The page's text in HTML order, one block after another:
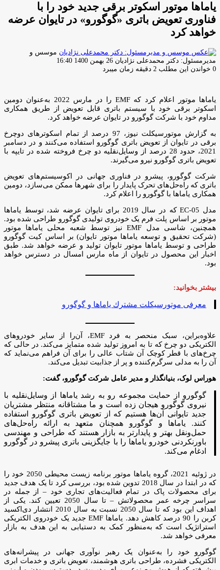
یاماها موتور اسکوتر برقی جدید خود را با
فناوری تعویض باتری «گوگورو» در تایوان عرضه
خواهد کرد
موسس و
مدیرمسئول: دکتر محمدعلی نژادیان ارسال
ایمیل
26 بهمن 1400 16:40
0 خواندن این مطلب 2 دقیقه زمان میبرد
یاماها موتور اعلام کرد که EMF را در مارس 2022 به‌عنوان دومین
اسکوتر برقی خود با سیستم باتری قابل تعویض از طریق همکاری
مداوم خود با شرکت گوگورو در تایوان عرضه خواهد کرد.
به گزارش موتورسیکلت نیوز، 97 درصد از تمام اسکوترهای دوچرخ
برقی در تایوان از تعویض باتری گوگورو استفاده می‌کنند و در دسامبر
2021، حدود 28 درصد از وسایل‌نقلیه دو چرخ فروخته شده در تایپه با
تعویض باتری گوگورو نیرو می‌گیرند.
شرکت گوگورو، پیشرو در فناوری جهانی در اکوسیستم‌های تعویض
باتری که راه‌حل‌های تحرک پایدار را برای شهرها ممکن می‌سازد، دومین
همکاری یاماها با گوگورو را اعلام کرد.
مدل EC-05 که در سال 2019 برای تایوان عرضه شد، توسط یاماها
موتور بر اساس پلت فرم یک خودروی تولیدی گوگورو طراحی شده بود.
همچنین، شاسی مدل EMF نیز توسط شعبه محلی یاماها موتور
(شرکت تحقیق و توسعه یاماها موتور تایوان) بر اساس کیت گوگورو
طراحی و توسط یاماها موتور تایوان تولید و عرضه خواهد شد. طبق
اخبار این محصول در تایوان از ماه مارس امسال در دسترس خواهد
بود.
بیشتر بخوانید:
معرفى موتورسيكلت مشترك ياماها و گوگورو
علاوه‌براین، سبک منحصر به فرد EMF، آن‌را از سایر خودروهای
الکتریکی دو چرخ که تا به امروز تولید شده متمایز می‌کند. در حالی که
چرخ‌های با قطر کوچک آن شتاب عالی را برای آن فراهم می‌نماید که
آن را به مدلی سرگرم‌کننده و پر از جذابیت تبدیل می‌کند.
هوراس لوک، بنیانگذار و مدیر عامل شرکت گوگورو، گفت:
گوگورو از حمایت مجموعه رو به رشد یاماها از وسایل‌نقلیه با
نیروی گوگورو هیجان زده است و ما مشتاقانه منتظر مشتریان
جدید تایوانی آن‌ها هستیم که از تعویض باتری گوگورو استفاده
کنند. یاماها و گوگورو همچنان متعهد به ارائه راه‌حل‌های
حمل‌ونقل بهتر و پایدارتر به بازار هستند که طراحی و مهندسی
باورنکردنی خودرو یاماها را با جایگزینی باتری پیشرو در گوگورو
ادغام می‌کند.
در ژوئیه 2021، گروه یاماها موتور برنامه زیست محیطی 2050 خود را
که در ابتدا در سال 2018 تدوین شده بود، بررسی کرد تا یک هدف جدید
برای محصولات پاک در تمام فعالیت‌های تجاری خود – از جمله در
سراسر چرخه عمر محصولاتش – تا سال 2050 تعیین کند. یکی از
اهداف این بود که تا سال 2050 نسبت به سال 2010 انتشار دی‌اکسید
کربن را 90 درصد کاهش دهد. یاماها EMF جدید یک خودروی الکتریکی
استراتژیک است که به‌منظور کمک به دستیابی به این هدف به بازار
معرفی خواهد شد.
گوگورو خود را به‌عنوان یک رهبر نوآوری جهانی در پیشرانه‌های
الکتریکی فشرده، طراحی باتری هوشمند، تعویض باتری و خدمات ابری